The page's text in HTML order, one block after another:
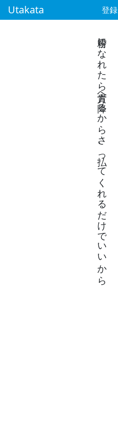
Utakata 登録
粉雪になれたら貴方へ降るからさ、払ってくれるだけでいいから